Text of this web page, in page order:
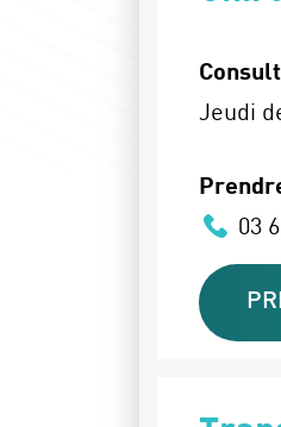
Jeudi
03